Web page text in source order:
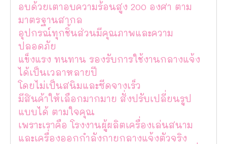
อบด้วยเตาอบความร้อนสูง 200 องศา ตาม
มาตรฐานสากล
อุปกรณ์ทุกชิ้นส่วนมีคุณภาพและความ
ปลอดภัย
แข็งแรง ทนทาน รองรับการใช้งานกลางแจ้ง
ได้เป็นเวลาหลายปี
โดยไม่เป็นสนิมและซีดจางเร็ว
มีสินค้าให้เลือกมากมาย สั่งปรับเปลี่ยนรูป
แบบได้ ตามใจคุณ
เพราะเราคือ โรงงานผู้ผลิตเครื่องเล่นสนาม
และเครื่องออกกำลังกายกลางแจ้งตัวจริง